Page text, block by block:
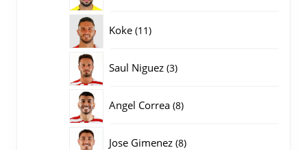
Koke 1111
Saul Niguez 33
Angel Correa 88
Jose Gimenez 88